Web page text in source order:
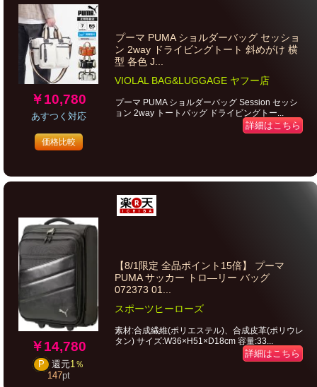
￥10,780
あすつく対応
価格比較
プーマ PUMA ショルダーバッグ セッショ
ン 2way ドライビングトート 斜めがけ 横
型 各色 J...
VIOLAL BAG&LUGGAGE ヤフー店
プーマ PUMA ショルダーバッグ Session セッシ
ョン 2way トートバッグ ドライビングトー...
詳細はこちら
￥14,780
P 還元1％
147pt
【8/1限定 全品ポイント15倍】 プーマ
PUMA サッカー トロ―リー バッグ
072373 01...
スポーツヒーローズ
素材:合成繊維(ポリエステル)、合成皮革(ポリウレ
タン) サイズ:W36×H51×D18cm 容量:33...
詳細はこちら